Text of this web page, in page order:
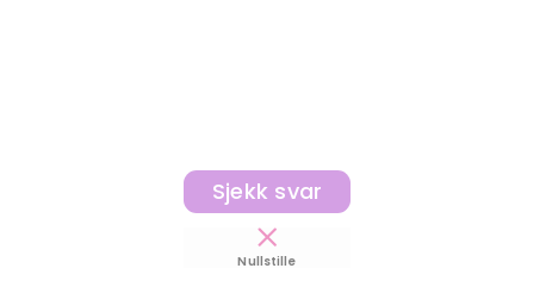
Sjekk svar
Nullstille